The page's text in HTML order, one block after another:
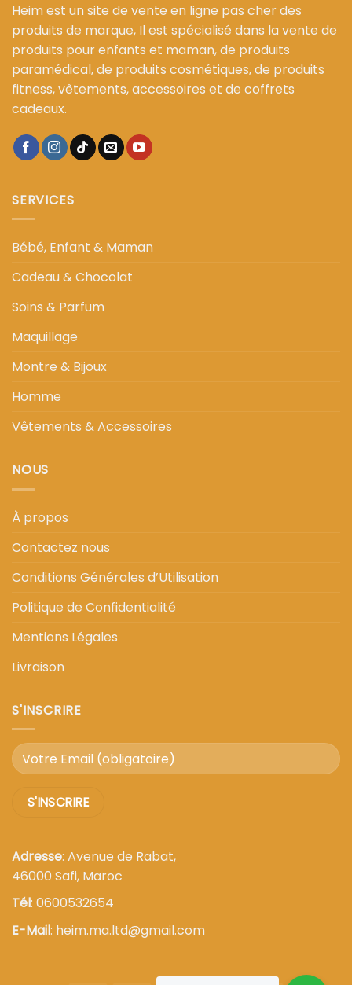
Heim est un site de vente en ligne pas cher des
produits de marque, Il est spécialisé dans la vente de
produits pour enfants et maman, de produits
paramédical, de produits cosmétiques, de produits
fitness, vêtements, accessoires et de coffrets
cadeaux.
SERVICES
Bébé, Enfant & Maman
Cadeau & Chocolat
Soins & Parfum
Maquillage
Montre & Bijoux
Homme
Vêtements & Accessoires
NOUS
À propos
Contactez nous
Conditions Générales d’Utilisation
Politique de Confidentialité
Mentions Légales
Livraison
S'INSCRIRE
Adresse: Avenue de Rabat,
46000 Safi, Maroc
Tél: 0600532654
E-Mail: heim.ma.ltd@gmail.com